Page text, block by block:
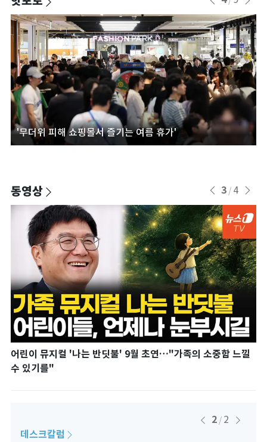
'무더위 피해 쇼핑몰서 즐기는 여름 휴가'
동영상 3 / 4
어린이 뮤지컬 '나는 반딧불' 9월 초연…"가족의 소중함 느낄
수 있기를"
2 / 2
데스크칼럼